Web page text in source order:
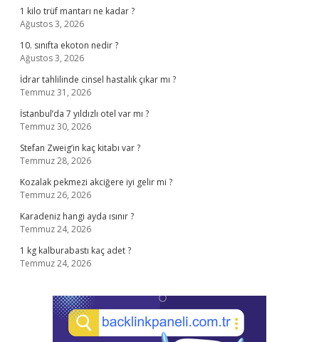
1 kilo trüf mantarı ne kadar ?
Ağustos 3, 2026
10. sınıfta ekoton nedir ?
Ağustos 3, 2026
İdrar tahlilinde cinsel hastalık çıkar mı ?
Temmuz 31, 2026
İstanbul’da 7 yıldızlı otel var mı ?
Temmuz 30, 2026
Stefan Zweig’in kaç kitabı var ?
Temmuz 28, 2026
Kozalak pekmezi akciğere iyi gelir mi ?
Temmuz 26, 2026
Karadeniz hangi ayda ısınır ?
Temmuz 24, 2026
1 kg kalburabastı kaç adet ?
Temmuz 24, 2026